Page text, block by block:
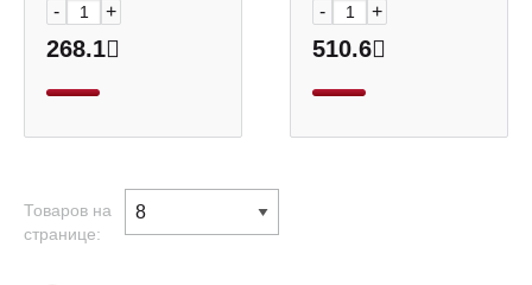
- +
268.1
- +
510.6
Товаров на
странице: